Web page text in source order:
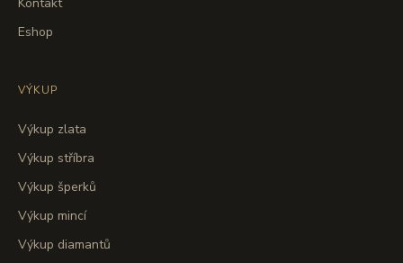
Eshop
VÝKUP
Výkup zlata
Výkup stříbra
Výkup šperků
Výkup mincí
Výkup diamantů